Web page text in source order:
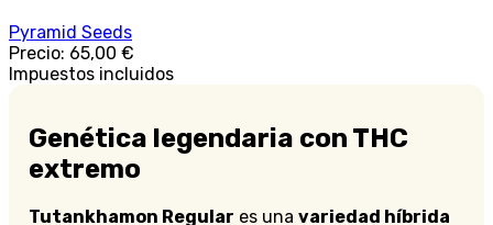
Pyramid Seeds
Precio: 65,00 €
Impuestos incluidos
Genética legendaria con THC
extremo
Tutankhamon Regular es una variedad híbrida